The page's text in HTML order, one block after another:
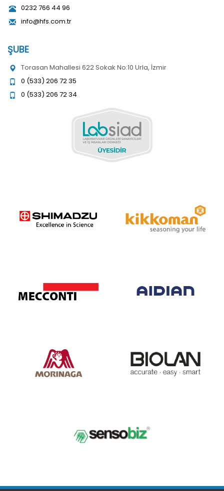
0232 766 44 96
info@hfs.com.tr
ŞUBE
Torasan Mahallesi 622 Sokak No:10 Urla, İzmir
0 (533) 206 72 35
0 (533) 206 72 34